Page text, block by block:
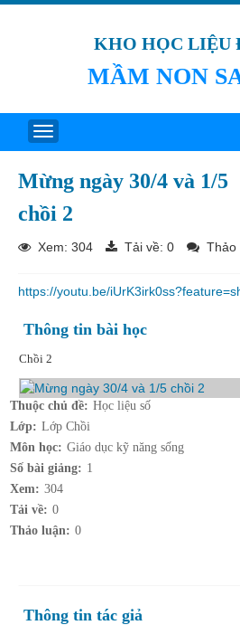
KHO HỌC LIỆU
MẦM NON
Mừng ngày 30/4 và 1/5
chồi 2
Xem: 304 Tải về: 0 Thảo
https://youtu.be/
Thông tin bài học
Chồi 2
Thuộc chủ đề: Học liệu số
Lớp: Lớp Chồi
Môn học: Giáo dục kỹ năng sống
Số bài giảng: 1
Xem: 304
Tải về: 0
Thảo luận: 0
Thông tin tác giả